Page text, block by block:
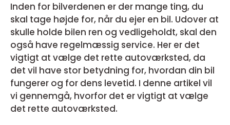
Inden for bilverdenen er der mange ting, du
skal tage højde for, når du ejer en bil. Udover at
skulle holde bilen ren og vedligeholdt, skal den
også have regelmæssig service. Her er det
vigtigt at vælge det rette autoværksted, da
det vil have stor betydning for, hvordan din bil
fungerer og for dens levetid. I denne artikel vil
vi gennemgå, hvorfor det er vigtigt at vælge
det rette autoværksted.